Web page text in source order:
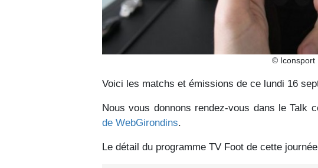
© Iconsport
Voici les matchs et émissions de ce lundi 16
Nous vous donnons rendez-vous dans le Talk
de WebGirondins.
Le détail du programme TV Foot de cette